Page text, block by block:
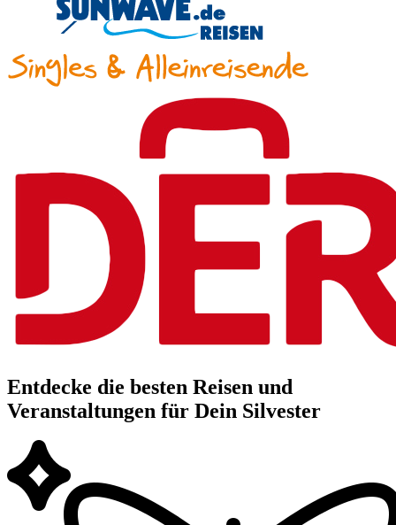
Entdecke die besten Reisen und
Veranstaltungen für Dein Silvester